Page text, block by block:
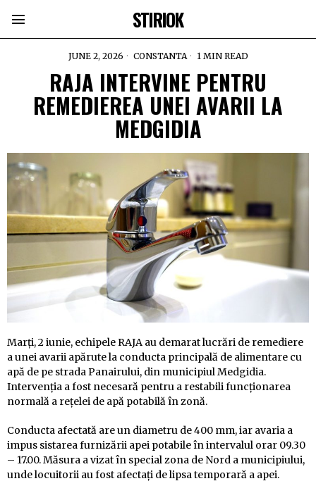
STIRIOK
JUNE 2, 2026 CONSTANTA 1 MIN READ
RAJA INTERVINE PENTRU
REMEDIEREA UNEI AVARII LA
MEDGIDIA
Marți, 2 iunie, echipele RAJA au demarat lucrări de remediere
a unei avarii apărute la conducta principală de alimentare cu
apă de pe strada Panairului, din municipiul Medgidia.
Intervenția a fost necesară pentru a restabili funcționarea
normală a rețelei de apă potabilă în zonă.
Conducta afectată are un diametru de 400 mm, iar avaria a
impus sistarea furnizării apei potabile în intervalul orar 09.30
– 17.00. Măsura a vizat în special zona de Nord a municipiului,
unde locuitorii au fost afectați de lipsa temporară a apei.